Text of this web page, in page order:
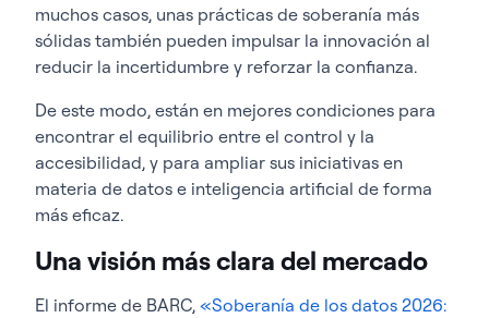
muchos casos, unas prácticas de soberanía más
sólidas también pueden impulsar la innovación al
reducir la incertidumbre y reforzar la confianza.
De este modo, están en mejores condiciones para
encontrar el equilibrio entre el control y la
accesibilidad, y para ampliar sus iniciativas en
materia de datos e inteligencia artificial de forma
más eficaz.
Una visión más clara del mercado
El informe de BARC, «Soberanía de los datos 2026: